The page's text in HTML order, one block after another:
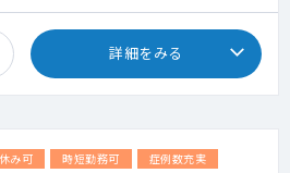
詳細をみる
み可 時短勤務可
症例数充実